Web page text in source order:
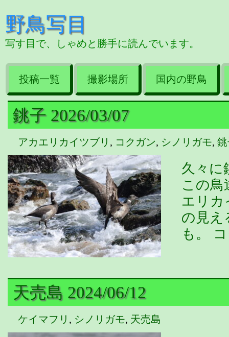
野鳥写目
写す目で、しゃめと勝手に読んでいます。
投稿一覧 撮影場所 国内の野鳥
銚子 2026/03/07
アカエリカイツブリ , コクガン, シノリガモ,
久々に
この鳥
エリカ
の見え
も。
天売島 2024/06/12
ケイマフリ , シノリガモ, 天売島